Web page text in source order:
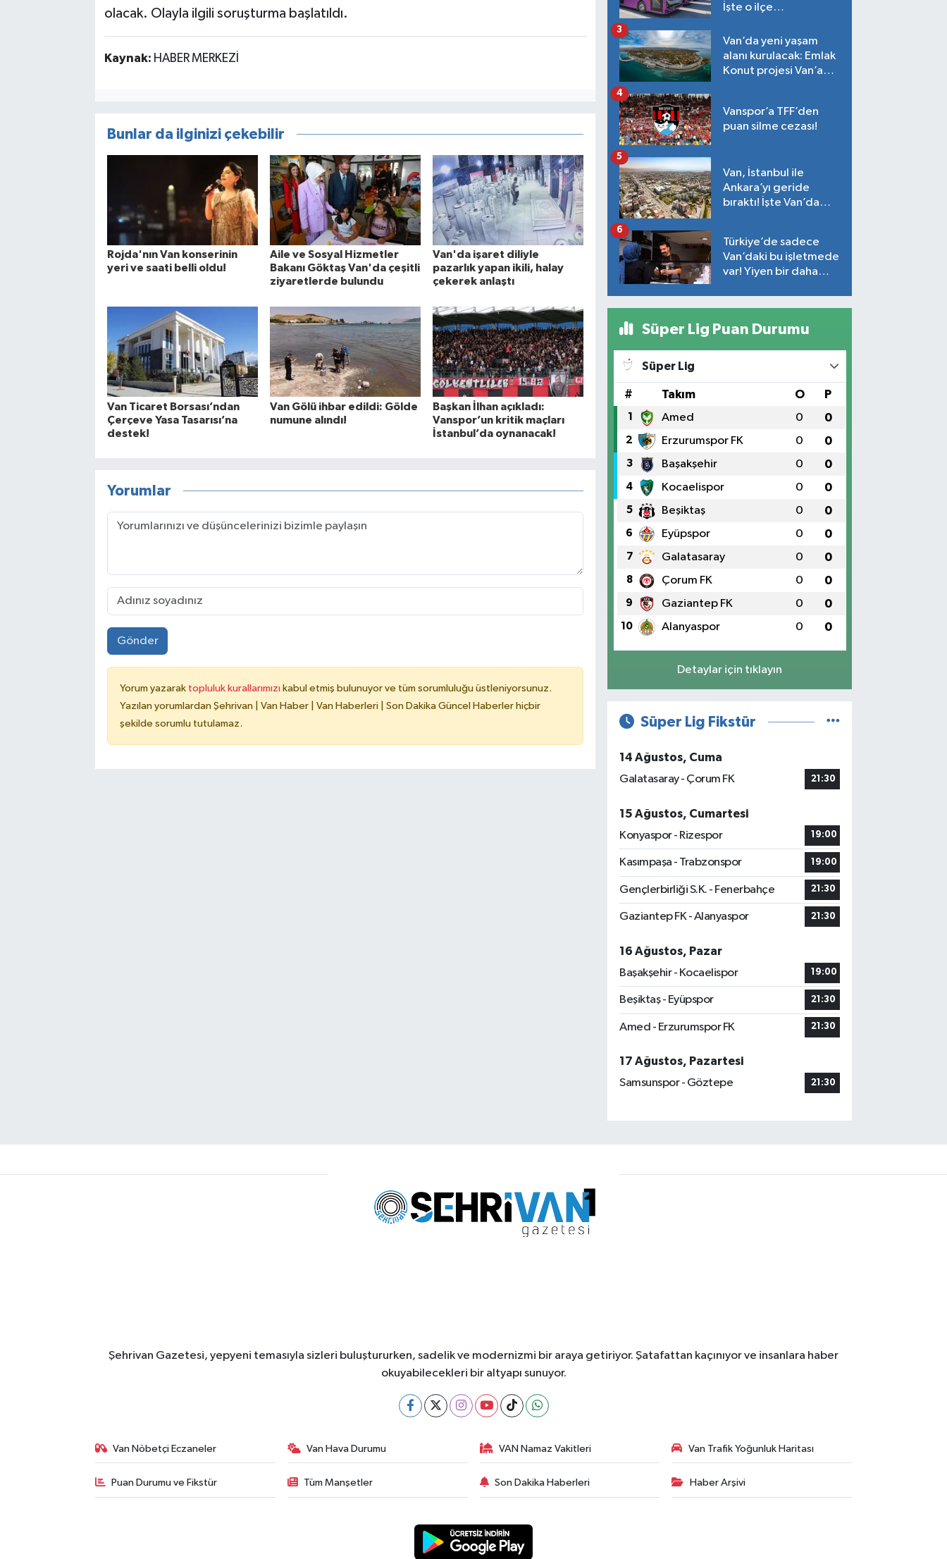
olacak. Olayla ilgili soruşturma başlatıldı.
Kaynak: HABER MERKEZİ
Bunlar da ilginizi çekebilir
Rojda'nın Van konserinin
yeri ve saati belli oldu!
Aile ve Sosyal Hizmetler
Bakanı Göktaş Van'da çeşitli
ziyaretlerde bulundu
Van'da işaret diliyle
pazarlık yapan ikili, halay
çekerek anlaştı
Van Ticaret Borsası’ndan
Çerçeve Yasa Tasarısı’na
destek!
Van Gölü ihbar edildi: Gölde
numune alındı!
Başkan İlhan açıkladı:
Vanspor’un kritik maçları
İstanbul’da oynanacak!
Yorumlar
Gönder
Yorum yazarak topluluk kurallarımızı kabul etmiş bulunuyor ve tüm sorumluluğu üstleniyorsunuz.
Yazılan yorumlardan Şehrivan | Van Haber | Van Haberleri | Son Dakika Güncel Haberler hiçbir
şekilde sorumlu tutulamaz.
İşte o ilçe…
Van’da yeni yaşam
alanı kurulacak: Emlak
Konut projesi Van’a
3
Vanspor’a TFF’den
puan silme cezası!
4
Van, İstanbul ile
Ankara’yı geride
bıraktı! İşte Van’da
5
Türkiye’de sadece
Van’daki bu işletmede
var! Yiyen bir daha
6
Süper Lig Puan Durumu
Süper Lig
# Takım O P
1 Amed 0 0
2 Erzurumspor FK 0 0
3 Başakşehir 0 0
4 Kocaelispor 0 0
5 Beşiktaş 0 0
6 Eyüpspor 0 0
7 Galatasaray 0 0
8 Çorum FK 0 0
9 Gaziantep FK 0 0
10 Alanyaspor 0 0
Detaylar için tıklayın
Süper Lig Fikstür
14 Ağustos, Cuma
Galatasaray - Çorum FK
21:30
15 Ağustos, Cumartesi
Konyaspor - Rizespor
19:00
Kasımpaşa - Trabzonspor 19:00
Gençlerbirliği S.K. - Fenerbahçe 21:30
Gaziantep FK - Alanyaspor 21:30
16 Ağustos, Pazar
Başakşehir - Kocaelispor
19:00
Beşiktaş - Eyüpspor 21:30
Amed - Erzurumspor FK 21:30
17 Ağustos, Pazartesi
Samsunspor - Göztepe
21:30
Şehrivan Gazetesi, yepyeni temasıyla sizleri buluştururken, sadelik ve modernizmi bir araya getiriyor. Şatafattan kaçınıyor ve insanlara haber
okuyabilecekleri bir altyapı sunuyor.
Van Nöbetçi Eczaneler Van Hava Durumu VAN Namaz Vakitleri Van Trafik Yoğunluk Haritası
Puan Durumu ve Fikstür Tüm Manşetler Son Dakika Haberleri Haber Arşivi